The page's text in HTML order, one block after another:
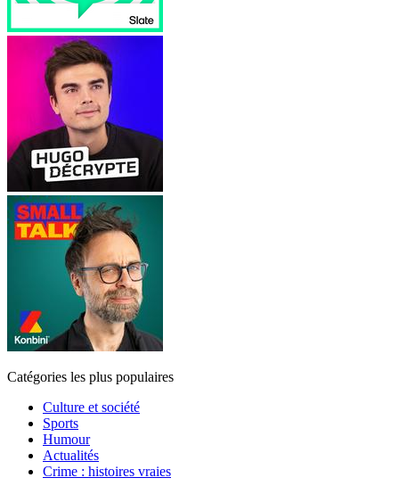
Catégories les plus populaires
Culture et société
Sports
Humour
Actualités
Crime : histoires vraies